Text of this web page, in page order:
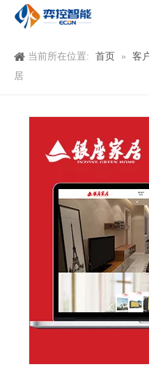
当前所在位置: 首页 » 客
居